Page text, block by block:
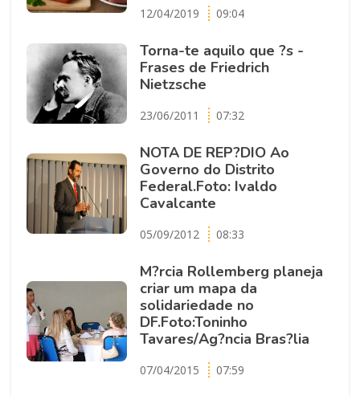
12/04/2019 09:04
Torna-te aquilo que ?s -
Frases de Friedrich
Nietzsche
23/06/2011 07:32
NOTA DE REP?DIO Ao
Governo do Distrito
Federal.Foto: Ivaldo
Cavalcante
05/09/2012 08:33
M?rcia Rollemberg planeja
criar um mapa da
solidariedade no
DF.Foto:Toninho
Tavares/Ag?ncia Bras?lia
07/04/2015 07:59